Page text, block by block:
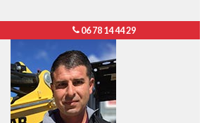
06 78 14 44 29